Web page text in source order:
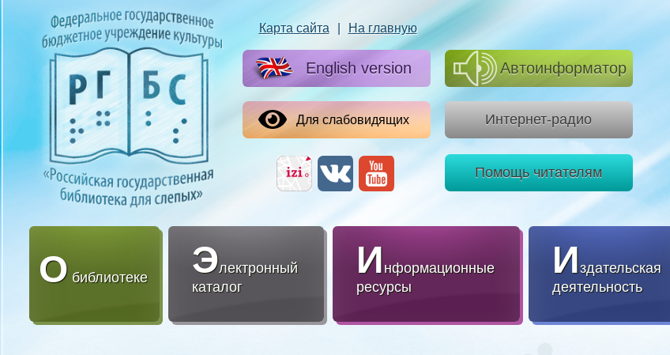
Карта сайта На главную
English version
Для слабовидящих
Автоинформатор
Интернет-радио
Помощь читателям
О библиотеке Электронный
каталог
Информационные
ресурсы
Издательская
деятельность